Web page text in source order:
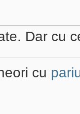
Dar cu
cu